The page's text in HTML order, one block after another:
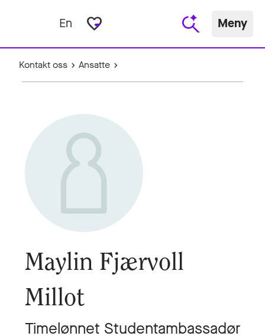
En favorite_border Meny
Kontakt oss Ansatte
Maylin Fjærvoll
Millot
Timelønnet Studentambassadør